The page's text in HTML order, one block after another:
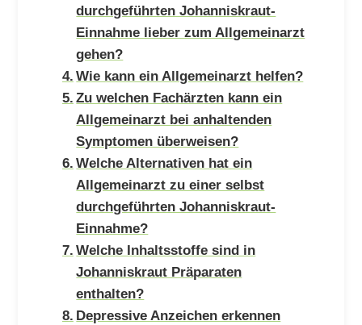
durchgeführten Johanniskraut-
Einnahme lieber zum Allgemeinarzt
gehen?
Wie kann ein Allgemeinarzt helfen?
Zu welchen Fachärzten kann ein
Allgemeinarzt bei anhaltenden
Symptomen überweisen?
Welche Alternativen hat ein
Allgemeinarzt zu einer selbst
durchgeführten Johanniskraut-
Einnahme?
Welche Inhaltsstoffe sind in
Johanniskraut Präparaten
enthalten?
Depressive Anzeichen erkennen